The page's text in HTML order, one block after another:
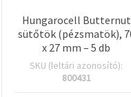
Hungarocell Butternut
sütőtök (pézsmatök),
x 27 mm – 5 db
SKU (leltári azonosító):
800431